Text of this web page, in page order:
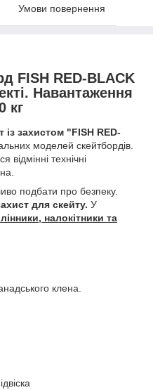
Умови повернення
FISH RED-BLACK
Навантаження
кг
із захистом "FISH RED-
моделей скейтбордів.
відмінні технічні
подбати про безпеку.
для скейту. У
налокітники та
клена.